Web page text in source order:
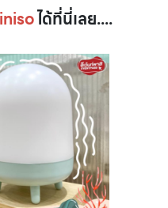
ได้ที่นี่เลย....